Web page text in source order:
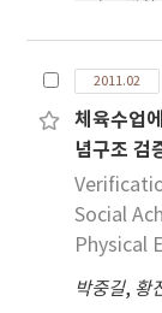
수 있는
측정 동일
단(학급,
있는 척
(latent
단 보다
이고 있
은 신체
하게 높은
를 위해 1
도 검증을
명, 여학
2개 중학
=211명)
가족의 지
범과 태
는 않았다
신체활동
2011.02
체육수업
념구조 검
Social
Physical
박중길, 황